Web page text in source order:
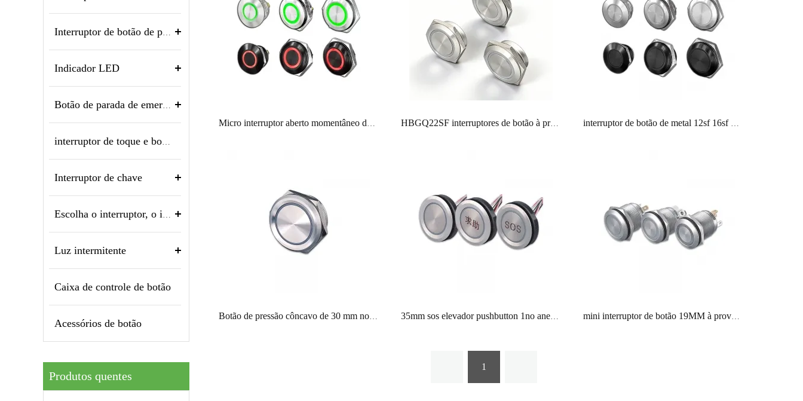
Indicador LED
Interruptor de chave
Luz intermitente
Caixa de controle de botão
Acessórios de botão
Produtos quentes
HBGQ22SF interruptores de botão à prova d'água de 22mm 25mm 30mm RGB de aço inoxidável tri-color, vermelho, verde, azul, momentâneos momentâneos
Botão de pressão côncavo de 30 mm normalmente aberto microinterruptor de deslocamento momentâneo
1